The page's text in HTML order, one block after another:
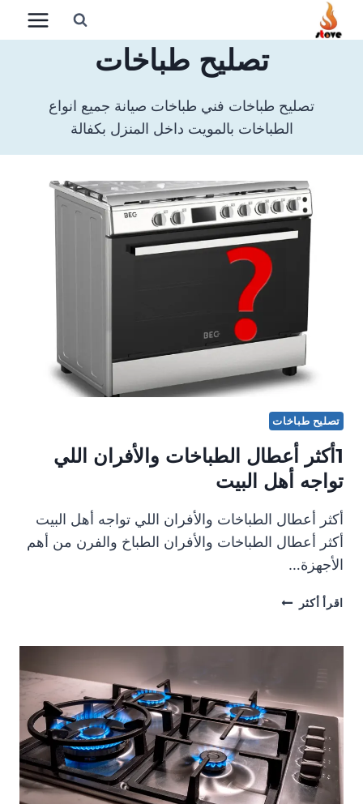
التجاوز
تصليح طباخات
تصليح طباخات فني طباخات صيانة جميع انواع
الطباخات بالمويت داخل المنزل بكفالة
تصليح طباخات
1أكثر أعطال الطباخات والأفران اللي
تواجه أهل البيت
أكثر أعطال الطباخات والأفران اللي تواجه أهل البيت
أكثر أعطال الطباخات والأفران الطباخ والفرن من أهم
الأجهزة…
اقرأ أكثر
1أكثر
تواجه
أهل
البيت